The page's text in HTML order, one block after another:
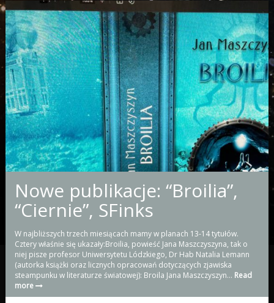
Nowe publikacje: “Broilia”,
“Ciernie”, SFinks
W najbliższych trzech miesiącach mamy w planach 13-14 tytułów.
Cztery właśnie się ukazały:Broilia, powieść Jana Maszczyszyna, tak o
niej pisze profesor Uniwersytetu Lódzkiego, Dr Hab Natalia Lemann
(autorka książki oraz licznych opracowań dotyczących zjawiska
steampunku w literaturze światowej): Broila Jana Maszczyszyn... Read
more